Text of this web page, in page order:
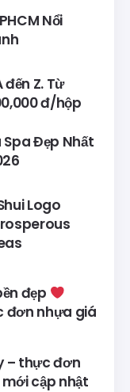
Nổi
Z. Từ
đ/hộp
Spa Đẹp Nhất
Logo
đẹp
đơn nhựa giá
– thực đơn
cập nhật